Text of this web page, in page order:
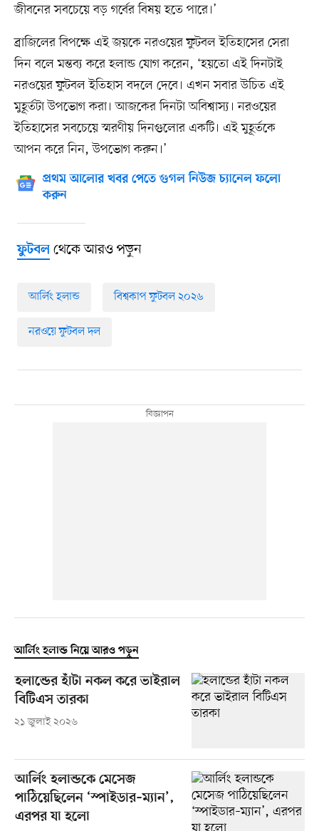
জীবনের সবচেয়ে বড় গর্বের বিষয় হতে পারে।’
ব্রাজিলের বিপক্ষে এই জয়কে নরওয়ের ফুটবল ইতিহাসের সেরা
দিন বলে মন্তব্য করে হলান্ড যোগ করেন, ‘হয়তো এই দিনটাই
নরওয়ের ফুটবল ইতিহাস বদলে দেবে। এখন সবার উচিত এই
মুহূর্তটা উপভোগ করা। আজকের দিনটা অবিশ্বাস্য। নরওয়ের
ইতিহাসের সবচেয়ে স্মরণীয় দিনগুলোর একটি। এই মুহূর্তকে
আপন করে নিন, উপভোগ করুন।’
প্রথম আলোর খবর পেতে গুগল নিউজ চ্যানেল ফলো
করুন
ফুটবলথেকে আরও পড়ুন
আর্লিং হলান্ড বিশ্বকাপ ফুটবল ২০২৬
নরওয়ে ফুটবল দল
আর্লিং হলান্ড নিয়ে আরও পড়ুন
হলান্ডের হাঁটা নকল করে ভাইরাল
বিটিএস তারকা
২১ জুলাই ২০২৬
আর্লিং হলান্ডকে মেসেজ
পাঠিয়েছিলেন ‘স্পাইডার–ম্যান’,
এরপর যা হলো